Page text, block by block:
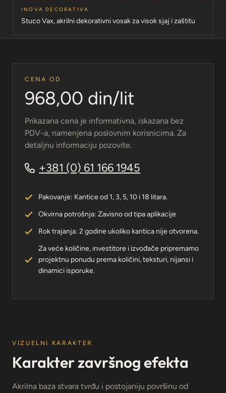
INOVA DECORATIVA
Stuco Vax, akrilni dekorativni vosak za visok sjaj i zaštitu
CENA OD
968,00 din/lit
Prikazana cena je informativna, iskazana bez
PDV-a, namenjena poslovnim korisnicima. Za
detaljnu informaciju pozovite.
+381 (0) 61 166 1945
Pakovanje: Kantice od 1, 3, 5, 10 i 18 litara.
Okvirna potrošnja: Zavisno od tipa aplikacije
Rok trajanja: 2 godine ukoliko kantica nije otvorena.
Za veće količine, investitore i izvođače pripremamo
projektnu ponudu prema količini, teksturi, nijansi i
dinamici isporuke.
VIZUELNI KARAKTER
Karakter završnog efekta
Akrilna baza stvara tvrđu i postojaniju površinu od